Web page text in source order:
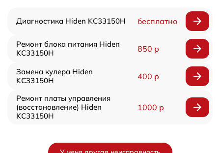
Диагностика Hiden KC33150H бесплатно
Ремонт блока питания Hiden
KC33150H
850 р
Замена кулера Hiden
KC33150H
400 р
Ремонт платы управления
(восстановление) Hiden
KC33150H
1000 р